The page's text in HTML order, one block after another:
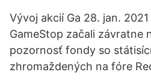
Vývoj akcií Ga 28. jan.
GameStop začali závratne
pozornosť fondy so
zhromaždených na fóre